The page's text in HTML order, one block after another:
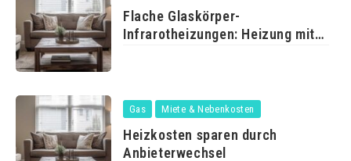
Flache Glaskörper-
Infrarotheizungen: Heizung mit
Gas Miete & Nebenkosten
Heizkosten sparen durch
Anbieterwechsel